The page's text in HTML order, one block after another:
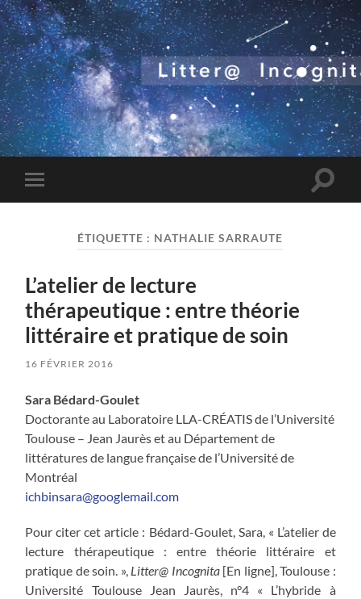
Toggle
mobile
Toggle
ÉTIQUETTE : NATHALIE SARRAUTE
L’atelier de lecture
thérapeutique : entre théorie
littéraire et pratique de soin
16 FÉVRIER 2016
Sara Bédard-Goulet
Doctorante au Laboratoire LLA-CRÉATIS de l’Université
Toulouse – Jean Jaurès et au Département de
littératures de langue française de l’Université de
Montréal
ichbinsara@googlemail.com
Pour citer cet article : Bédard-Goulet, Sara, « L’atelier de
lecture thérapeutique : entre théorie littéraire et
pratique de soin. », Litter@ Incognita [En ligne], Toulouse :
Université Toulouse Jean Jaurès, n°4 « L’hybride à